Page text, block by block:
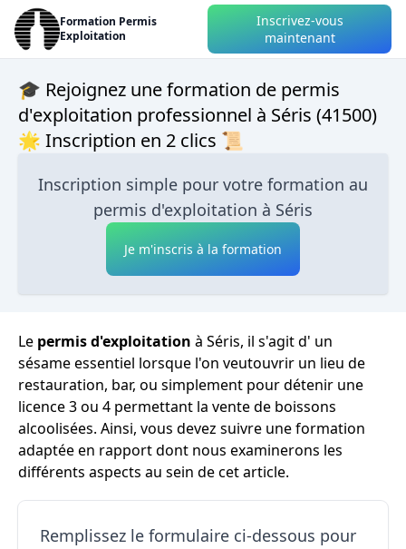
Formation Permis
Exploitation
Inscrivez-vous
maintenant
🎓 Rejoignez une formation de permis
d'exploitation professionnel à Séris (41500)
🌟 Inscription en 2 clics 📜
Inscription simple pour votre formation au
permis d'exploitation à Séris
Je m'inscris à la formation
Le permis d'exploitation à Séris, il s'agit d' un
sésame essentiel lorsque l'on veutouvrir un lieu de
restauration, bar, ou simplement pour détenir une
licence 3 ou 4 permettant la vente de boissons
alcoolisées. Ainsi, vous devez suivre une formation
adaptée en rapport dont nous examinerons les
différents aspects au sein de cet article.
Remplissez le formulaire ci-dessous pour